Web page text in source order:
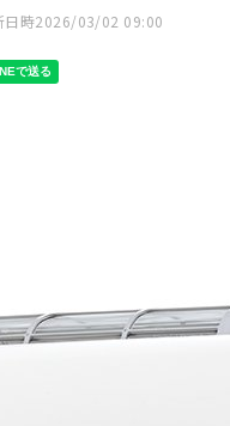
日時2026/03/02 09:00